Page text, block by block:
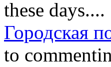
these days....
Городская
to